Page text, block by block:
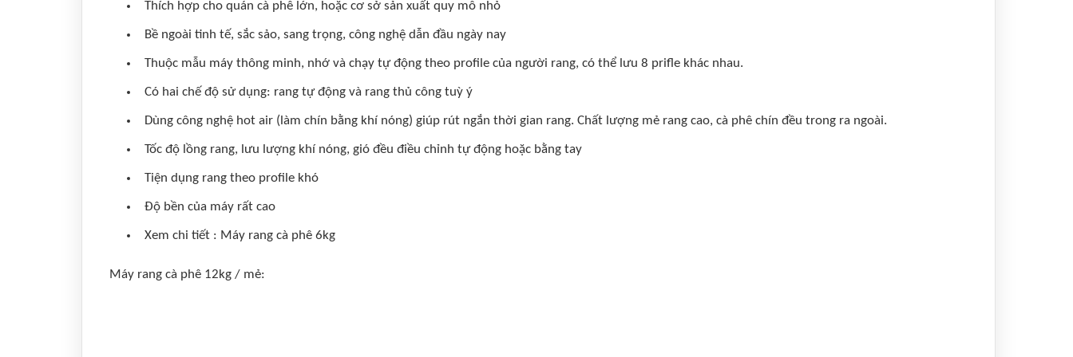
Thích hợp cho quán cà phê lớn, hoặc cơ sở sản xuất quy mô nhỏ
Bề ngoài tinh tế, sắc sảo, sang trọng, công nghệ dẫn đầu ngày nay
Thuộc mẫu máy thông minh, nhớ và chạy tự động theo profile của người rang, có thể lưu 8 prifle khác nhau.
Có hai chế độ sử dụng: rang tự động và rang thủ công tuỳ ý
Dùng công nghệ hot air (làm chín bằng khí nóng) giúp rút ngắn thời gian rang. Chất lượng mẻ rang cao, cà phê chín đều trong ra ngoài.
Tốc độ lồng rang, lưu lượng khí nóng, gió đều điều chỉnh tự động hoặc bằng tay
Tiện dụng rang theo profile khó
Độ bền của máy rất cao
Xem chi tiết : Máy rang cà phê 6kg
Máy rang cà phê 12kg / mẻ: